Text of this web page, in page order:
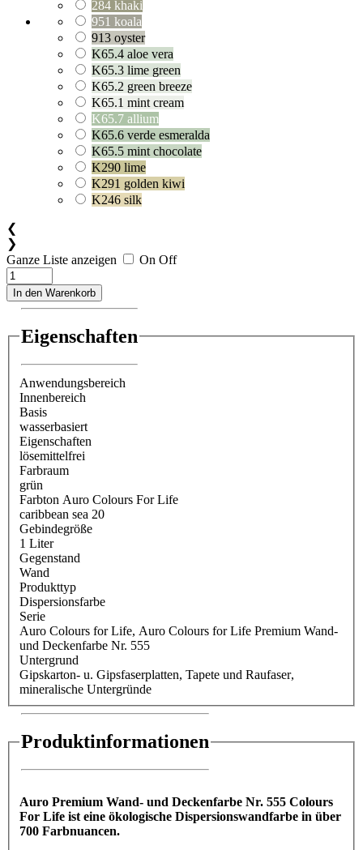
284 khaki
951 koala
913 oyster
K65.4 aloe vera
K65.3 lime green
K65.2 green breeze
K65.1 mint cream
K65.7 allium
K65.6 verde esmeralda
K65.5 mint chocolate
K290 lime
K291 golden kiwi
K246 silk
❮
❯
Ganze Liste anzeigen
On Off
In den Warenkorb
Eigenschaften
Anwendungsbereich
Innenbereich
Basis
wasserbasiert
Eigenschaften
lösemittelfrei
Farbraum
grün
Farbton Auro Colours For Life
caribbean sea 20
Gebindegröße
1 Liter
Gegenstand
Wand
Produkttyp
Dispersionsfarbe
Serie
Auro Colours for Life, Auro Colours for Life Premium Wand-
und Deckenfarbe Nr. 555
Untergrund
Gipskarton- u. Gipsfaserplatten, Tapete und Raufaser,
mineralische Untergründe
Produktinformationen
Auro Premium Wand- und Deckenfarbe Nr. 555 Colours
For Life ist eine ökologische Dispersionswandfarbe in über
700 Farbnuancen.